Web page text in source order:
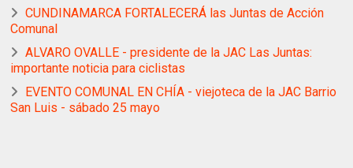
CUNDINAMARCA FORTALECERÁ las Juntas de Acción
Comunal
ALVARO OVALLE - presidente de la JAC Las Juntas:
importante noticia para ciclistas
EVENTO COMUNAL EN CHÍA - viejoteca de la JAC Barrio
San Luis - sábado 25 mayo